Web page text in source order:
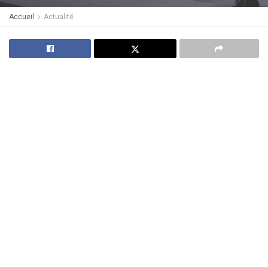
Accueil Actualité